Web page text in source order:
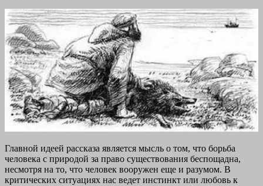
Главной идеей рассказа является мысль о том, что борьба
человека с природой за право существования беспощадна,
несмотря на то, что человек вооружен еще и разумом. В
критических ситуациях нас ведет инстинкт или любовь к